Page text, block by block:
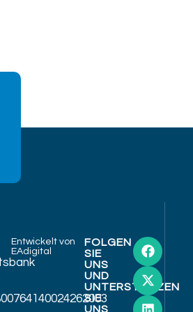
Entwickelt von
EAdigital
FOLGEN
SIE
UNS
UND
UNTERSTÜTZEN
SIE
UNS